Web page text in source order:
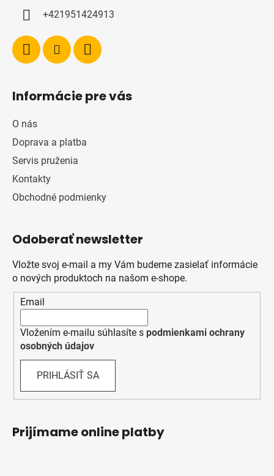
+421951424913
Informácie pre vás
O nás
Doprava a platba
Servis pruženia
Kontakty
Obchodné podmienky
Odoberať newsletter
Vložte svoj e-mail a my Vám budeme zasielať informácie
o nových produktoch na našom e-shope.
Email
Vložením e-mailu súhlasíte s podmienkami ochrany
osobných údajov
PRIHLÁSIŤ SA
Prijímame online platby